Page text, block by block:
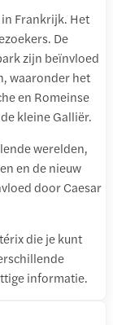
in Frankrijk. Het
De
zijn beïnvloed
waaronder het
en Romeinse
kleine Galliër.
werelden,
en de nieuw
door Caesar
die je kunt
informatie.